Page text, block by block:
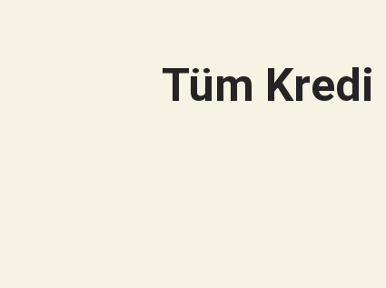
Tüm Kredi